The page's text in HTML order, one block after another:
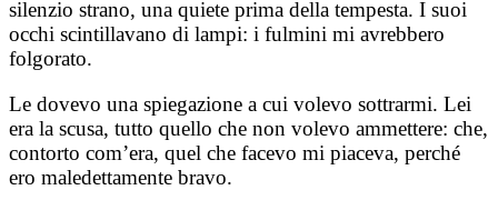
silenzio strano, una quiete prima della tempesta. I suoi
occhi scintillavano di lampi: i fulmini mi avrebbero
folgorato.
Le dovevo una spiegazione a cui volevo sottrarmi. Lei
era la scusa, tutto quello che non volevo ammettere: che,
contorto com’era, quel che facevo mi piaceva, perché
ero maledettamente bravo.